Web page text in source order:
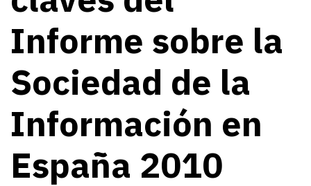
Informe sobre la
Sociedad de la
Información en
España 2010